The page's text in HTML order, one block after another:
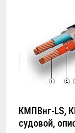
КМПВнг-LS,
судовой,